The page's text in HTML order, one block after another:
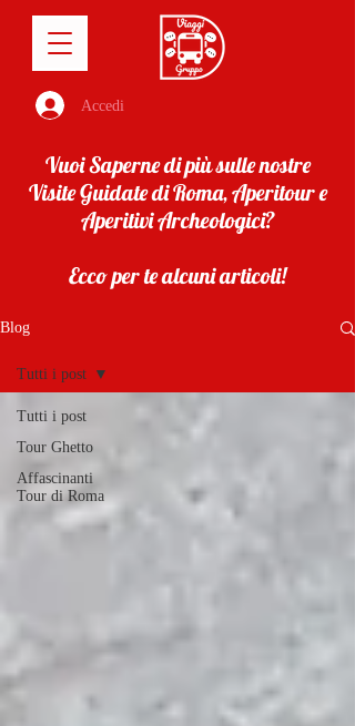
Accedi
Vuoi Saperne di più sulle nostre
Visite Guidate di Roma, Aperitour e
Aperitivi Archeologici?
Ecco per te alcuni articoli!
Blog
Tutti i post
Tour Ghetto
Affascinanti
Tour di Roma
Tutti i post